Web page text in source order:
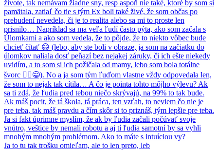
Ja to tu tak trošku omieľam, ale to len preto, leb